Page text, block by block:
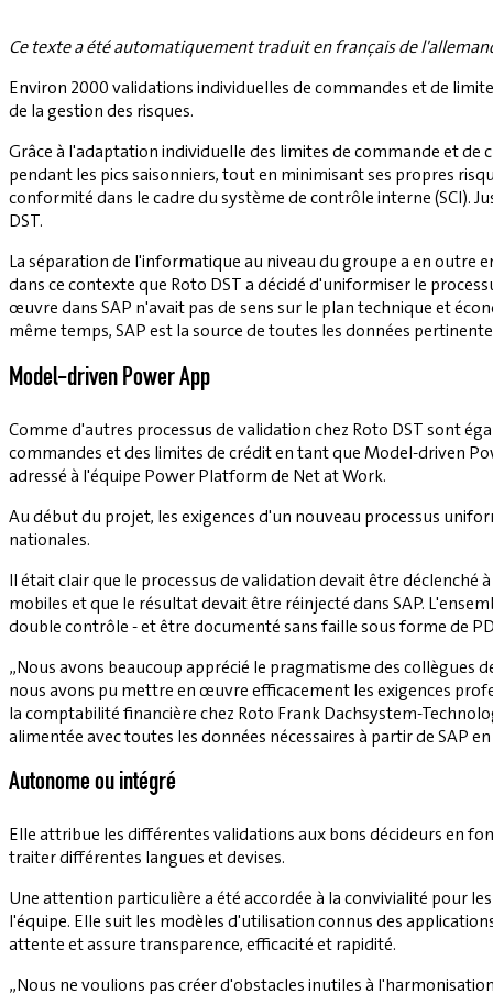
Ce texte a été automatiquement traduit en français de
Environ 2000 validations individuelles de commandes et de
de la gestion des risques.
Grâce à l'adaptation individuelle des limites de commande et de
pendant les pics saisonniers, tout en minimisant ses propres
conformité dans le cadre du système de contrôle interne (SCI).
DST.
La séparation de l'informatique au niveau du groupe a en outre
dans ce contexte que Roto DST a décidé d'uniformiser le
œuvre dans SAP n'avait pas de sens sur le plan technique et
même temps, SAP est la source de toutes les données
Model-driven Power App
Comme d'autres processus de validation chez Roto DST sont
commandes et des limites de crédit en tant que Model-driven
adressé à l'équipe Power Platform de Net at Work.
Au début du projet, les exigences d'un nouveau processus
nationales.
Il était clair que le processus de validation devait être
mobiles et que le résultat devait être réinjecté dans SAP.
double contrôle - et être documenté sans faille sous forme de
„Nous avons beaucoup apprécié le pragmatisme des
nous avons pu mettre en œuvre efficacement les exigences
la comptabilité financière chez Roto Frank Dachsystem-
alimentée avec toutes les données nécessaires à partir de SAP
Autonome ou intégré
Elle attribue les différentes validations aux bons décideurs en
traiter différentes langues et devises.
Une attention particulière a été accordée à la convivialité pour
l'équipe. Elle suit les modèles d'utilisation connus des
attente et assure transparence, efficacité et rapidité.
„Nous ne voulions pas créer d'obstacles inutiles à